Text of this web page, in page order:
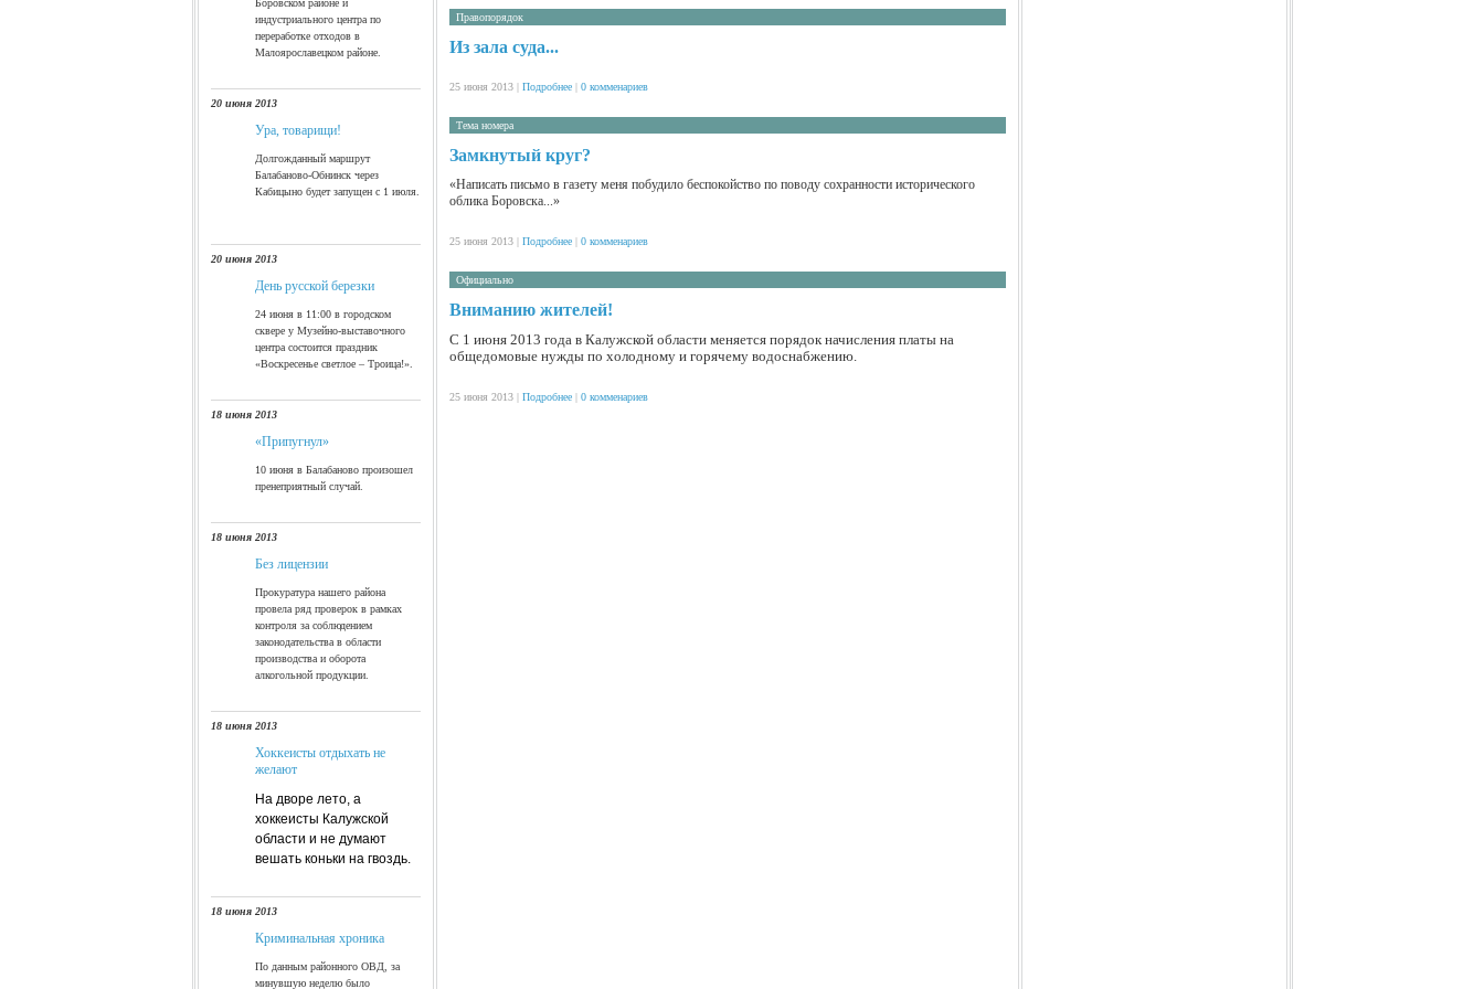
Боровском районе и
индустриального центра по
переработке отходов в
Малоярославецком районе.
20 июня 2013
Ура, товарищи!
Долгожданный маршрут
Балабаново-Обнинск через
Кабицыно будет запущен с 1 июля.
20 июня 2013
День русской березки
24 июня в 11:00 в городском
сквере у Музейно-выставочного
центра состоится праздник
«Воскресенье светлое – Троица!».
18 июня 2013
«Припугнул»
10 июня в Балабаново произошел
пренеприятный случай.
18 июня 2013
Без лицензии
Прокуратура нашего района
провела ряд проверок в рамках
контроля за соблюдением
законодательства в области
производства и оборота
алкогольной продукции.
18 июня 2013
Хоккеисты отдыхать не
желают
На дворе лето, а
хоккеисты Калужской
области и не думают
вешать коньки на гвоздь.
18 июня 2013
Криминальная хроника
По данным районного ОВД, за
минувшую неделю было
Правопорядок
Из зала суда...
25 июня 2013 | Подробнее| 0 комменариев
Тема номера
Замкнутый круг?
«Написать письмо в газету меня побудило беспокойство по поводу сохранности исторического
облика Боровска...»
25 июня 2013 | Подробнее| 0 комменариев
Официально
Вниманию жителей!
С 1 июня 2013 года в Калужской области меняется порядок начисления платы на
общедомовые нужды по холодному и горячему водоснабжению.
25 июня 2013 | Подробнее| 0 комменариев